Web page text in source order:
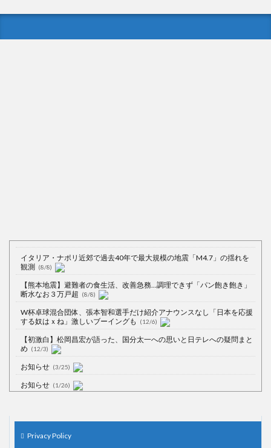
イタリア・ナポリ近郊で過去40年で最大規模の地震「M4.7」の揺れを
観測 (8/8)
【熊本地震】避難者の食生活、改善急務…調理できず「パン飽き飽き」
断水なお３万戸超 (8/8)
W杯卓球混合団体、張本智和選手だけ紹介アナウンスなし「日本を応援
する奴はｘね」激しいブーイングも
(12/6)
【初激白】松岡昌宏が語った、国分太一への思いと日テレへの疑問まと
め (12/3)
お知らせ (3/25)
お知らせ (1/26)
(7/13)
Privacy Policy